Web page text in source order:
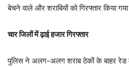
बेचने वाले और शराबियों को गिरफ्तार किया
चार जिलों में ढ़ाई हजार गिरफ्तार
पुलिस ने अलग-अलग शराब ठेकों के बाहर रेड